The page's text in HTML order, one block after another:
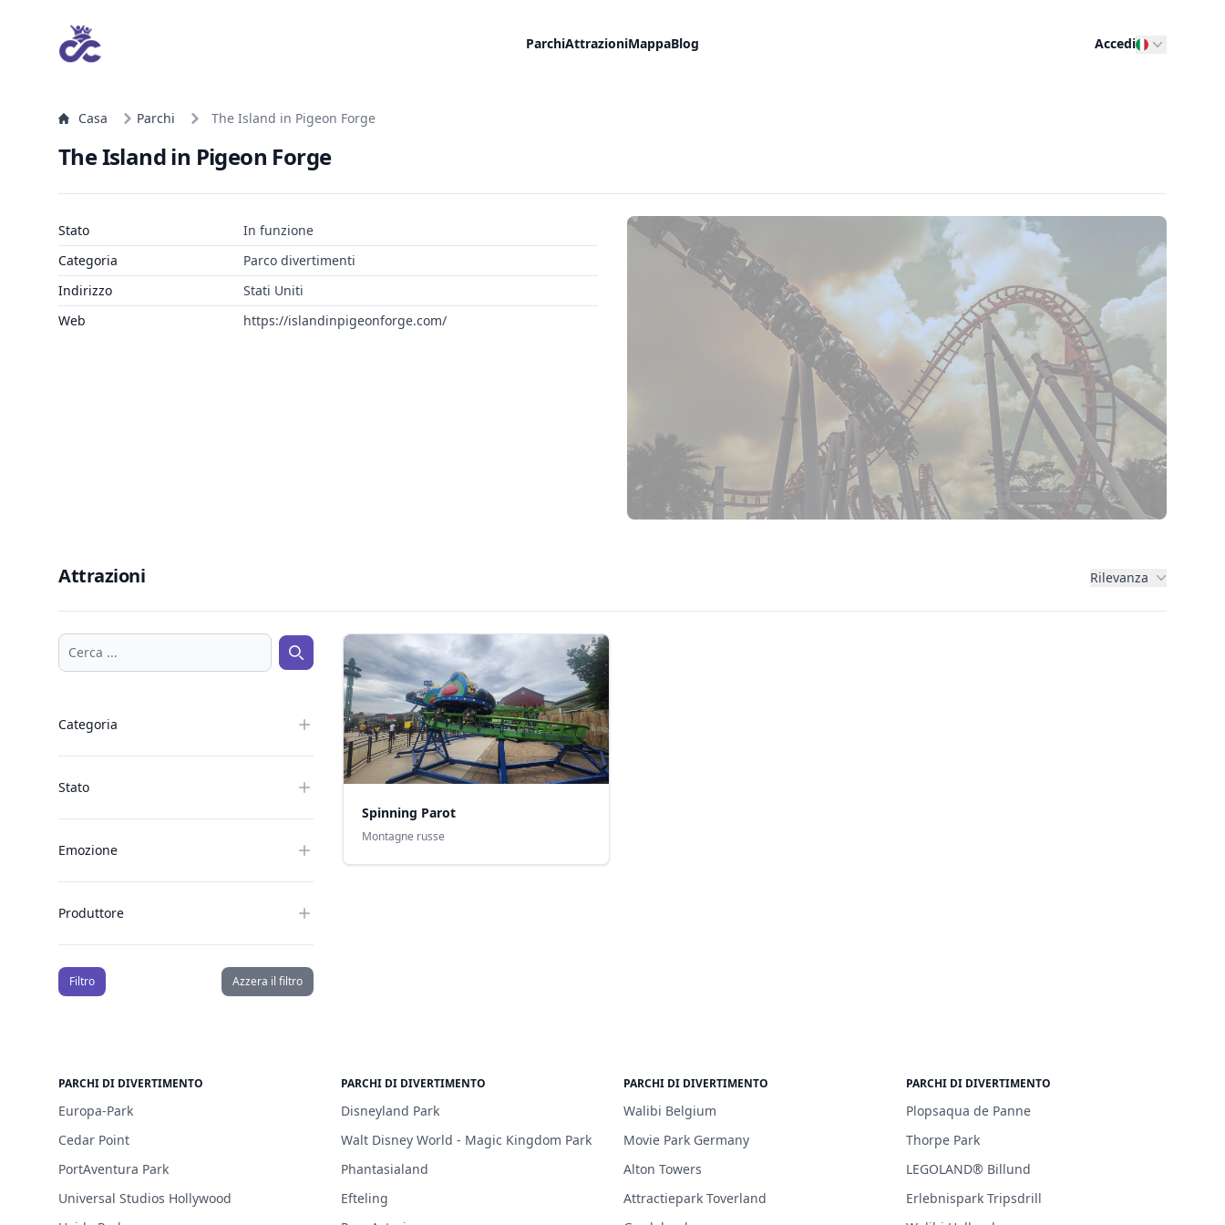
ParchiAttrazioniMappaBlog Accedi
Casa Parchi The Island in Pigeon Forge
The Island in Pigeon Forge
Stato
In funzione
Categoria
Parco divertimenti
Indirizzo
Stati Uniti
Web
https://islandinpigeonforge.com/
Attrazioni Rilevanza
Cerca ... Cerca ...
Categoria
Stato
Emozione
Produttore
Filtro Azzera il filtro
Spinning Parot
Montagne russe
PARCHI DI DIVERTIMENTO
Europa-Park
Cedar Point
PortAventura Park
Universal Studios Hollywood
PARCHI DI DIVERTIMENTO
Disneyland Park
Walt Disney World - Magic Kingdom Park
Phantasialand
Efteling
PARCHI DI DIVERTIMENTO
Walibi Belgium
Movie Park Germany
Alton Towers
Attractiepark Toverland
PARCHI DI DIVERTIMENTO
Plopsaqua de Panne
Thorpe Park
LEGOLAND® Billund
Erlebnispark Tripsdrill